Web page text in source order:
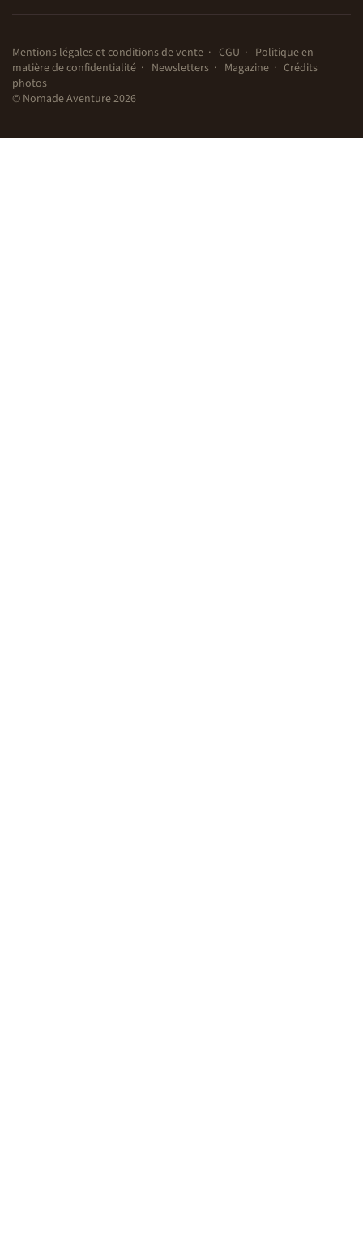
Mentions légales et conditions de vente CGU
Politique en
matière de confidentialité
Newsletters Magazine
Crédits
photos
© Nomade Aventure 2026